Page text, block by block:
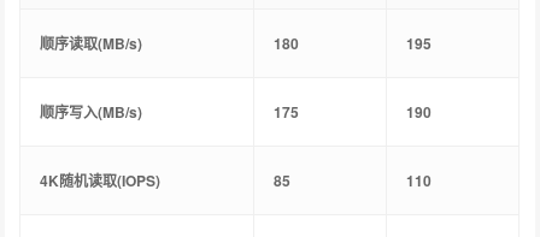
顺序读取(MB/s) 180 195
顺序写入(MB/s) 175 190
4K随机读取(IOPS) 85 110